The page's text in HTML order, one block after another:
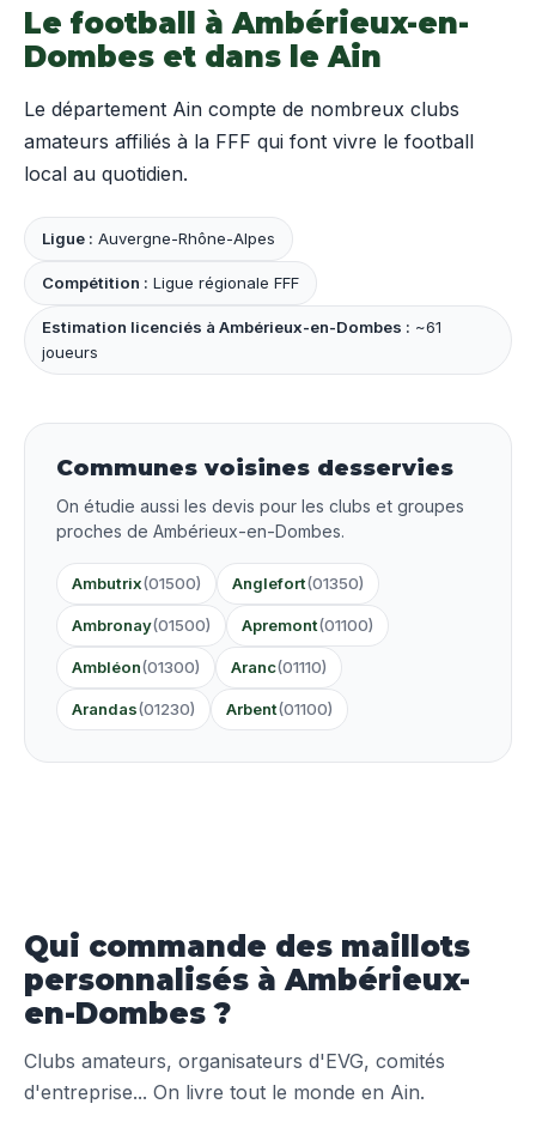
Le football à Ambérieux-en-
Dombes et dans le Ain
Le département Ain compte de nombreux clubs
amateurs affiliés à la FFF qui font vivre le football
local au quotidien.
Ligue : Auvergne-Rhône-Alpes
Compétition : Ligue régionale FFF
Estimation licenciés à Ambérieux-en-Dombes : ~61
joueurs
Communes voisines desservies
On étudie aussi les devis pour les clubs et groupes
proches de Ambérieux-en-Dombes.
Ambutrix(01500) Anglefort(01350)
Ambronay(01500) Apremont(01100)
Ambléon(01300) Aranc(01110)
Arandas(01230) Arbent(01100)
Qui commande des maillots
personnalisés à Ambérieux-
en-Dombes ?
Clubs amateurs, organisateurs d'EVG, comités
d'entreprise... On livre tout le monde en Ain.